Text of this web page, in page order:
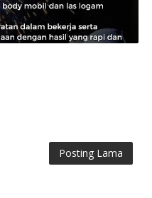
Posting Lama